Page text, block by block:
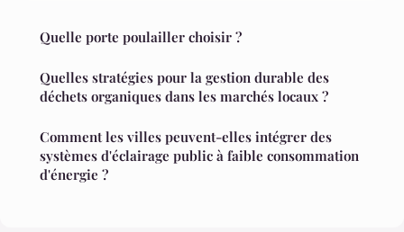
Quelle porte poulailler choisir ?
Quelles stratégies pour la gestion durable des
déchets organiques dans les marchés locaux ?
Comment les villes peuvent-elles intégrer des
systèmes d'éclairage public à faible consommation
d'énergie ?